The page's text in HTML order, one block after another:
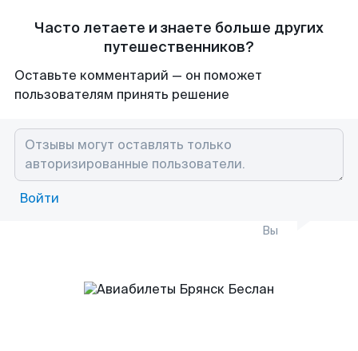
Часто летаете и знаете больше других
путешественников?
Оставьте комментарий — он поможет
пользователям принять решение
Войти
Вы